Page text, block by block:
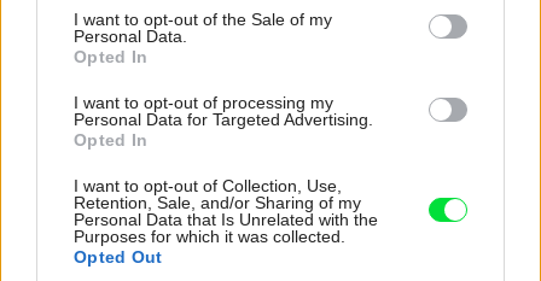
consent section.
I want to opt-out of the Sale of my
Personal Data.
Opted In
I want to opt-out of processing my
Personal Data for Targeted Advertising.
Opted In
I want to opt-out of Collection, Use,
Retention, Sale, and/or Sharing of my
Personal Data that Is Unrelated with the
Purposes for which it was collected.
Opted Out
2023 v Prahe
Viac info o súťaži nájdete na webe
interierroku.cz